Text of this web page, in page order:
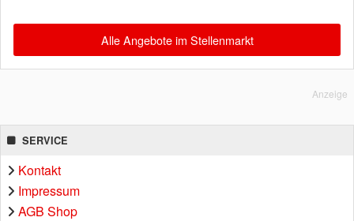
Alle Angebote im Stellenmarkt
Anzeige
SERVICE
Kontakt
Impressum
AGB Shop